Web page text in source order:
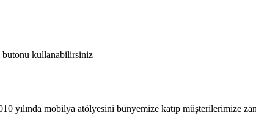
butonu kullanabilirsiniz
yılında mobilya atölyesini bünyemize katıp müşterilerimize